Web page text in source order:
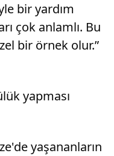
bir yardım
çok anlamlı. Bu
bir örnek olur.”
yapması
yaşananların